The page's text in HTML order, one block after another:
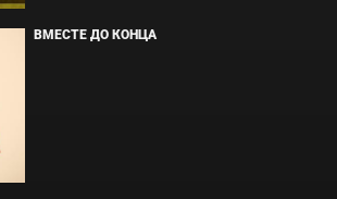
ВМЕСТЕ ДО КОНЦА